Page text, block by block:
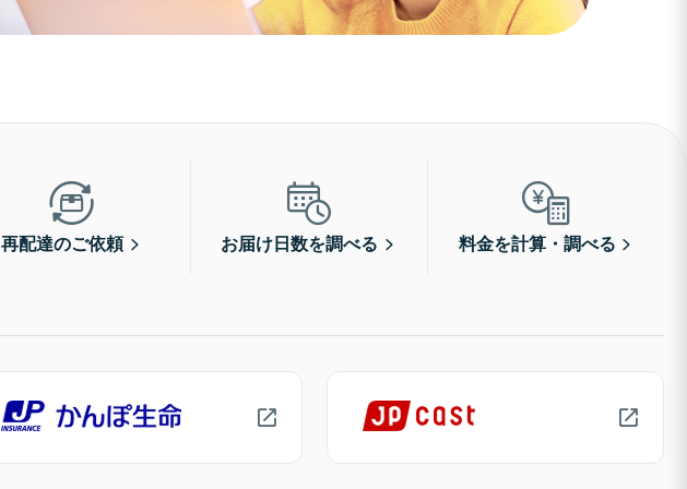
再配達のご依頼 お届け日数を調べる 料金を計算・調べる